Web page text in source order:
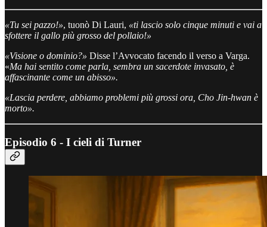
«Tu sei pazzo!», tuonò Di Lauri, «ti lascio solo cinque minuti e vai a
sfottere il gallo più grosso del pollaio!»
«Visione o dominio?» Disse l’Avvocato facendo il verso a Varga.
«Ma hai sentito come parla, sembra un sacerdote invasato, è
affascinante come un abisso».
«Lascia perdere, abbiamo problemi più grossi ora, Cho Jin-hwan è
morto».
Episodio 6 - I cieli di Turner